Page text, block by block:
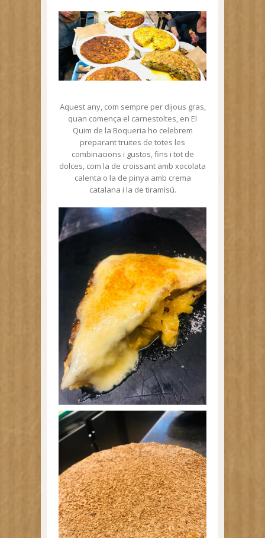
Aquest any, com sempre per dijous gras,
quan comença el carnestoltes, en El
Quim de la Boqueria ho celebrem
preparant truites de totes les
combinacions i gustos, fins i tot de
dolces, com la de croissant amb xocolata
calenta o la de pinya amb crema
catalana i la de tiramisú.